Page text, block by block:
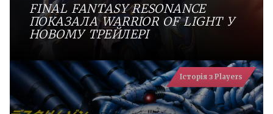
FINAL FANTASY RESONANCE
ПОКАЗАЛА WARRIOR OF LIGHT У
НОВОМУ ТРЕЙЛЕРІ
Історія з Players